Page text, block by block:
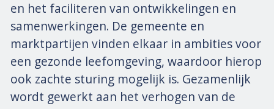
en het faciliteren van ontwikkelingen en
samenwerkingen. De gemeente en
marktpartijen vinden elkaar in ambities voor
een gezonde leefomgeving, waardoor hierop
ook zachte sturing mogelijk is. Gezamenlijk
wordt gewerkt aan het verhogen van de